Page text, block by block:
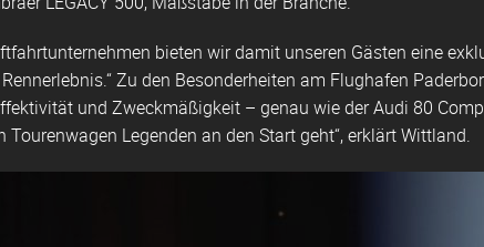
bieten wir damit unseren Gästen eine
Zu den Besonderheiten am Flughafen
und Zweckmäßigkeit – genau wie der Audi 80
Legenden an den Start geht“, erklärt Wittland.